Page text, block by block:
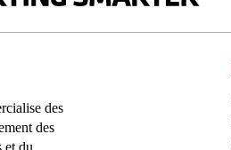
des
des
et du